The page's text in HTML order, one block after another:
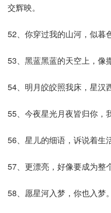
交辉映。
52、你穿过我的山河，似暮
53、黑蓝黑蓝的天空上，像
54、明月皎皎照我床，星汉
55、今夜星光月夜皆归你，
56、星儿的细语，诉说着生
57、更漂亮，好像要成为整
58、愿星河入梦，你也入梦。